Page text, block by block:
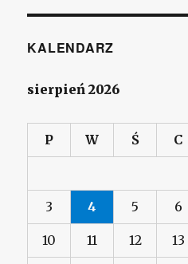
KALENDARZ
sierpień 2026
P W Ś C
3 4 5 6
10 11 12 13